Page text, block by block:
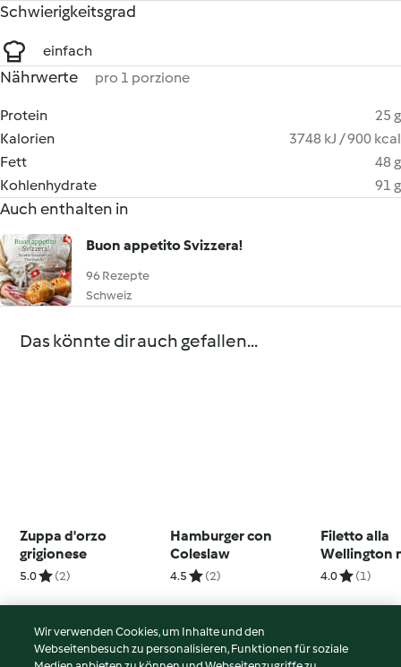
Schwierigkeitsgrad
einfach
Nährwerte pro 1 porzione
Protein
25 g
Kalorien
3748 kJ / 900 kcal
Fett
48 g
Kohlenhydrate
91 g
Auch enthalten in
Buon appetito Svizzera!
96 Rezepte
Schweiz
Das könnte dir auch gefallen...
Zuppa d'orzo
grigionese
5.0 (2)
Hamburger con
Coleslaw
4.5 (2)
Filetto alla
Wellington
4.0 (1)
Wir verwenden Cookies, um Inhalte und den
Webseitenbesuch zu personalisieren, Funktionen für soziale